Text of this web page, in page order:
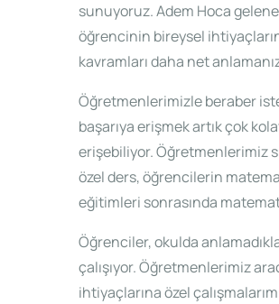
sunuyoruz. Adem Hoca
öğrencinin bireysel
kavramları daha net
Öğretmenlerimizle beraber
başarıya erişmek artık çok
erişebiliyor. Öğretmenlerimiz
özel ders, öğrencilerin
eğitimleri sonrasında
Öğrenciler, okulda
çalışıyor. Öğretmenlerimiz
ihtiyaçlarına özel